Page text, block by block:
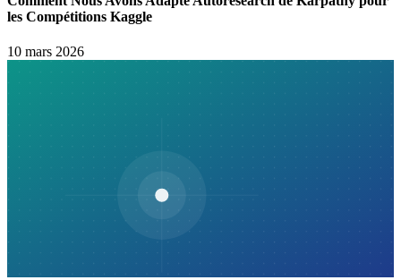
les Compétitions Kaggle
10 mars 2026